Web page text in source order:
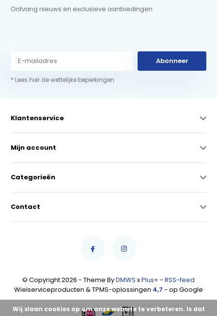
Ontvang nieuws en exclusieve aanbiedingen
Abonneer
* Lees hier de wettelijke beperkingen
Klantenservice
Mijn account
Categorieën
Contact
© Copyright 2026 - Theme ByDMWS xPlus+ - RSS-feed
Wielserviceproducten & TPMS-oplossingen 4,7 - op Google
Wij slaan cookies op om onze website te verbeteren. Is dat